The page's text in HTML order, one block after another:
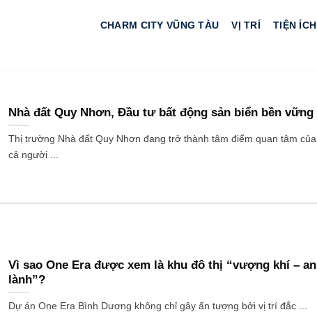
CHARM CITY VŨNG TÀU VỊ TRÍ TIỆN ÍCH
Nhà đất Quy Nhơn, Đầu tư bất động sản biển bền vững
Thị trường Nhà đất Quy Nhơn đang trở thành tâm điểm quan tâm của
cả người ...
Vì sao One Era được xem là khu đô thị “vượng khí – an
lành”?
Dự án One Era Bình Dương không chỉ gây ấn tượng bởi vị trí đắc ...